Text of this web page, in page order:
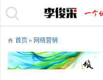
首页 » 网络营销